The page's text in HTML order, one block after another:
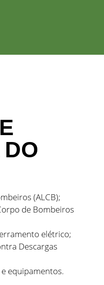
(ALCB);
de Bombeiros
elétrico;
Descargas
equipamentos.